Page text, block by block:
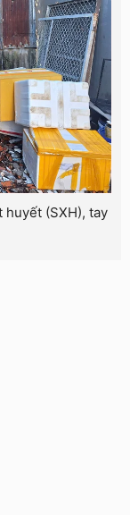
huyết (SXH), tay